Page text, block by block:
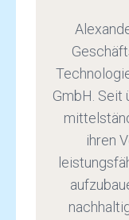
GmbH. Seit
ihren